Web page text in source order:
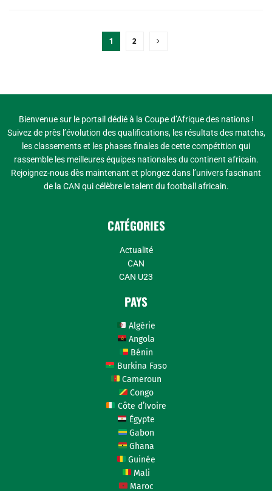
1 2
Bienvenue sur le portail dédié à la Coupe d’Afrique des nations !
Suivez de près l’évolution des qualifications, les résultats des matchs,
les classements et les phases finales de cette compétition qui
rassemble les meilleures équipes nationales du continent africain.
Rejoignez-nous dès maintenant et plongez dans l’univers fascinant
de la CAN qui célèbre le talent du football africain.
CATÉGORIES
Actualité
CAN
CAN U23
PAYS
Algérie
Angola
Bénin
Burkina Faso
Cameroun
Congo
Côte d’Ivoire
Égypte
Gabon
Ghana
Guinée
Mali
Maroc